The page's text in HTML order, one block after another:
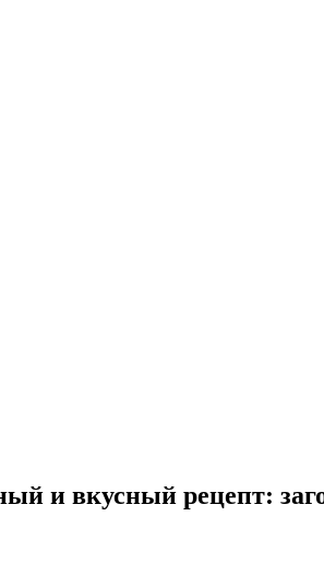
и вкусный рецепт: